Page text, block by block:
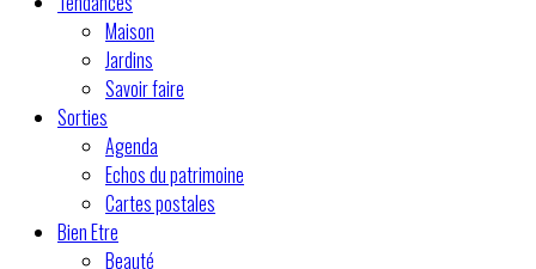
Maison
Jardins
Savoir faire
Sorties
Agenda
Echos du patrimoine
Cartes postales
Bien Etre
Beauté